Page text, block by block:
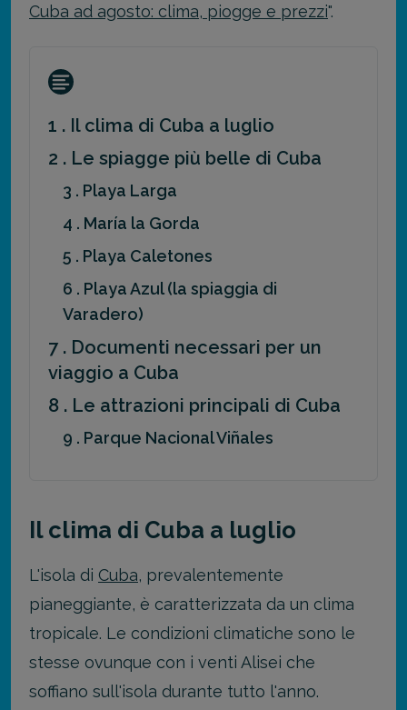
Cuba ad agosto: clima, piogge e prezzi".
1 . Il clima di Cuba a luglio
2 . Le spiagge più belle di Cuba
3 . Playa Larga
4 . María la Gorda
5 . Playa Caletones
6 . Playa Azul (la spiaggia di
Varadero)
7 . Documenti necessari per un
viaggio a Cuba
8 . Le attrazioni principali di Cuba
9 . Parque Nacional Viñales
Il clima di Cuba a luglio
L'isola di Cuba, prevalentemente
pianeggiante, è caratterizzata da un clima
tropicale. Le condizioni climatiche sono le
stesse ovunque con i venti Alisei che
soffiano sull'isola durante tutto l'anno.